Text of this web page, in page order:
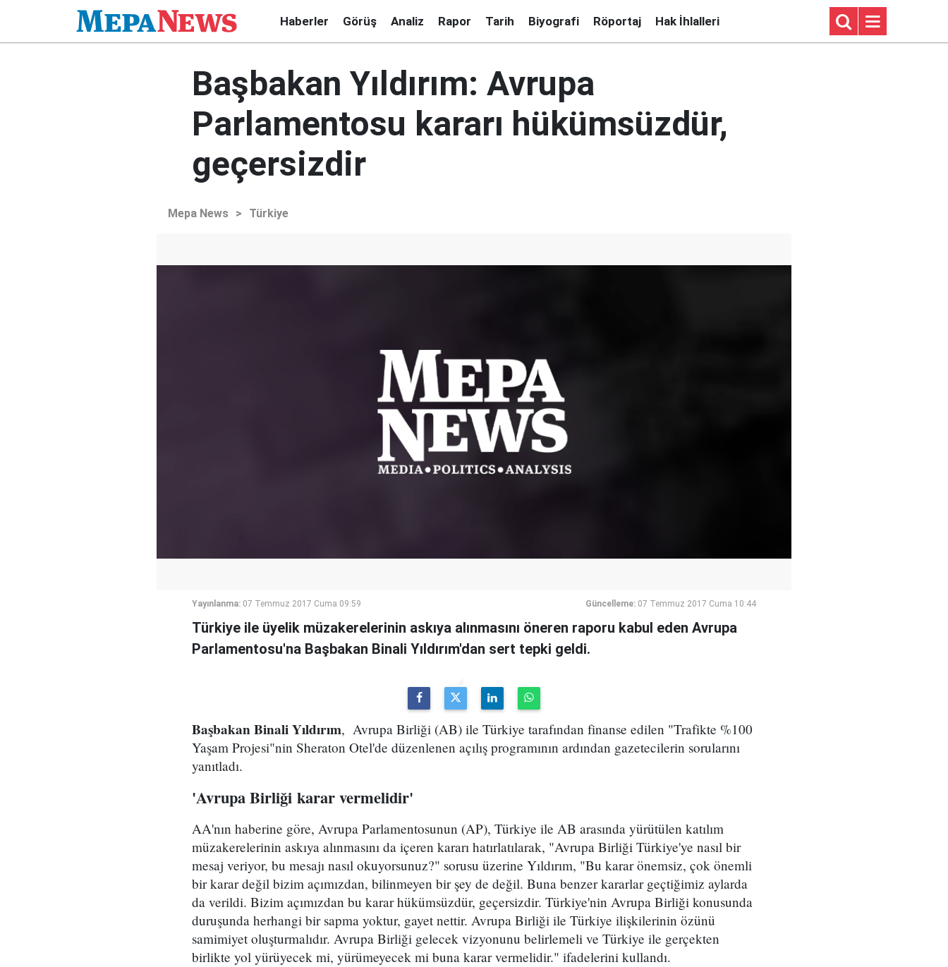
Haberler Görüş Analiz Rapor Tarih Biyografi Röportaj Hak İhlalleri
Başbakan Yıldırım: Avrupa
Parlamentosu kararı hükümsüzdür,
geçersizdir
Mepa News > Türkiye
Yayınlanma: 07 Temmuz 2017 Cuma 09:59 Güncelleme: 07 Temmuz 2017 Cuma 10:44
Türkiye ile üyelik müzakerelerinin askıya alınmasını öneren raporu kabul eden Avrupa
Parlamentosu'na Başbakan Binali Yıldırım'dan sert tepki geldi.
Başbakan Binali Yıldırım, Avrupa Birliği (AB) ile Türkiye tarafından finanse edilen "Trafikte %100
Yaşam Projesi"nin Sheraton Otel'de düzenlenen açılış programının ardından gazetecilerin sorularını
yanıtladı.
'Avrupa Birliği karar vermelidir'
AA'nın haberine göre, Avrupa Parlamentosunun (AP), Türkiye ile AB arasında yürütülen katılım
müzakerelerinin askıya alınmasını da içeren kararı hatırlatılarak, "Avrupa Birliği Türkiye'ye nasıl bir
mesaj veriyor, bu mesajı nasıl okuyorsunuz?" sorusu üzerine Yıldırım, "Bu karar önemsiz, çok önemli
bir karar değil bizim açımızdan, bilinmeyen bir şey de değil. Buna benzer kararlar geçtiğimiz aylarda
da verildi. Bizim açımızdan bu karar hükümsüzdür, geçersizdir. Türkiye'nin Avrupa Birliği konusunda
duruşunda herhangi bir sapma yoktur, gayet nettir. Avrupa Birliği ile Türkiye ilişkilerinin özünü
samimiyet oluşturmalıdır. Avrupa Birliği gelecek vizyonunu belirlemeli ve Türkiye ile gerçekten
birlikte yol yürüyecek mi, yürümeyecek mi buna karar vermelidir." ifadelerini kullandı.